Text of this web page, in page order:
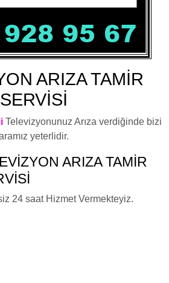
ARIZA TAMİR
SERVİSİ
Televizyonunuz Arıza verdiğinde bizi
yeterlidir.
ARIZA TAMİR
24 saat Hizmet Vermekteyiz.